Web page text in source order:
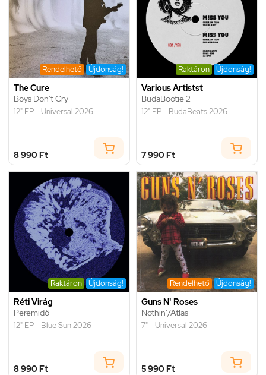
Rendelhető Újdonság!
The Cure
Boys Don't Cry
12" EP - Universal 2026
8 990 Ft
Raktáron Újdonság!
Various Artistst
BudaBootie 2
12" EP - BudaBeats 2026
7 990 Ft
Raktáron Újdonság!
Réti Virág
Peremidő
12" EP - Blue Sun 2026
8 990 Ft
Rendelhető Újdonság!
Guns N' Roses
Nothin'/Atlas
7" - Universal 2026
5 990 Ft